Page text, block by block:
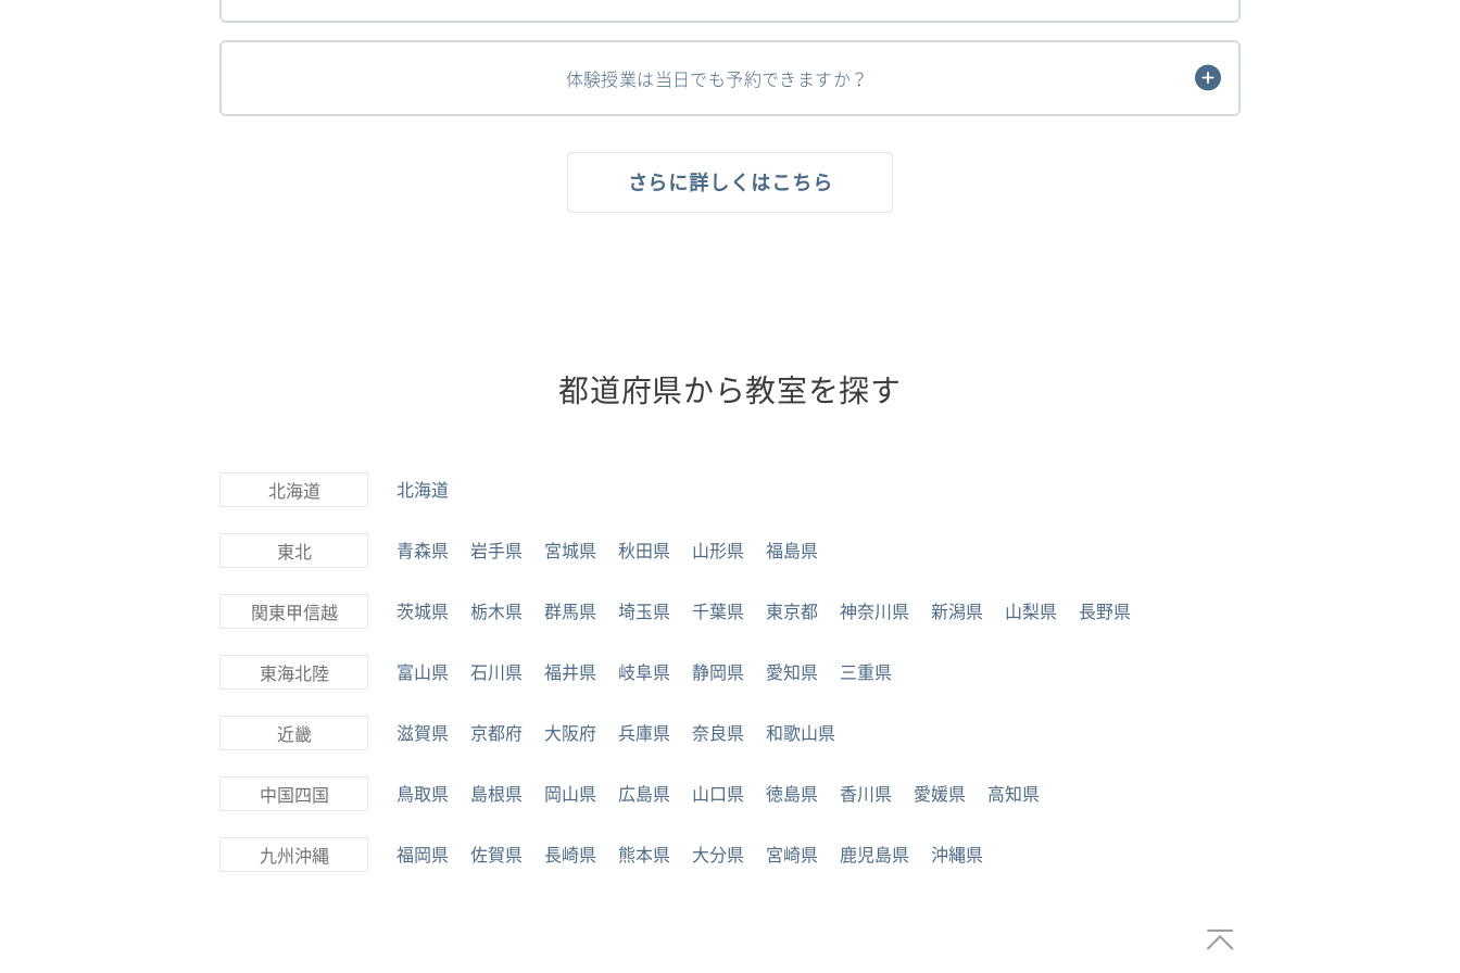
体験授業は当日でも予約できますか？
さらに詳しくはこちら
都道府県から教室を探す
北海道 北海道
東北 青森県 岩手県 宮城県 秋田県 山形県 福島県
関東甲信越 茨城県 栃木県 群馬県 埼玉県 千葉県 東京都 神奈川県 新潟県 山梨県 長野県
東海北陸 富山県 石川県 福井県 岐阜県 静岡県 愛知県 三重県
近畿 滋賀県 京都府 大阪府 兵庫県 奈良県 和歌山県
中国四国 鳥取県 島根県 岡山県 広島県 山口県 徳島県 香川県 愛媛県 高知県
九州沖縄 福岡県 佐賀県 長崎県 熊本県 大分県 宮崎県 鹿児島県 沖縄県